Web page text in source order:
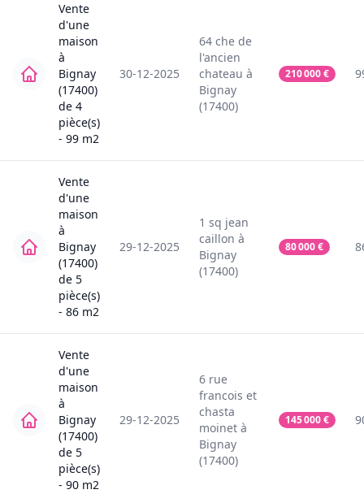
Vente
d'une
maison
à
Bignay
(17400)
de 4
pièce(s)
- 99 m2
30-12-2025
64 che de
l'ancien
chateau à
Bignay
(17400)
210 000€
Vente
d'une
maison
à
Bignay
(17400)
de 5
pièce(s)
- 86 m2
29-12-2025
1 sq jean
caillon à
Bignay
(17400)
80 000€
Vente
d'une
maison
à
Bignay
(17400)
de 5
pièce(s)
- 90 m2
29-12-2025
6 rue
francois et
chasta
moinet à
Bignay
(17400)
145 000€